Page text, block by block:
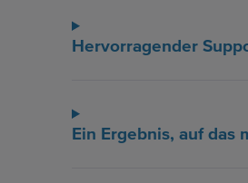
Hervorragender
Ein Ergebnis, auf das